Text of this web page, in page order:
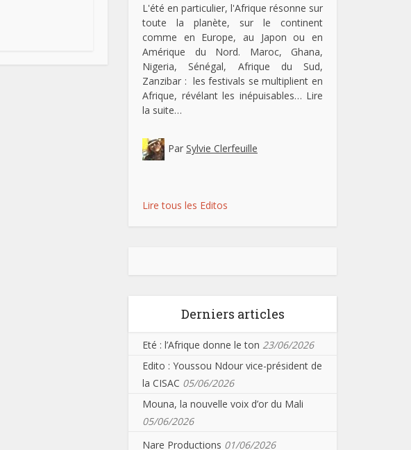
L'été en particulier, l'Afrique résonne sur
toute la planète, sur le continent
comme en Europe, au Japon ou en
Amérique du Nord. Maroc, Ghana,
Nigeria, Sénégal, Afrique du Sud,
Zanzibar : les festivals se multiplient en
Afrique, révélant les inépuisables… Lire
la suite…
Par Sylvie Clerfeuille
Lire tous les Editos
Derniers articles
Eté : l’Afrique donne le ton 23/06/2026
Edito : Youssou Ndour vice-président de
la CISAC 05/06/2026
Mouna, la nouvelle voix d’or du Mali
05/06/2026
Nare Productions 01/06/2026